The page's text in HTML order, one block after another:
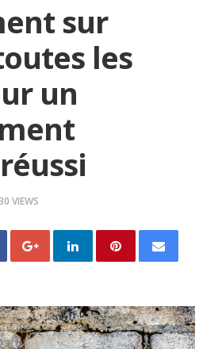
sur
les
un
VIEWS